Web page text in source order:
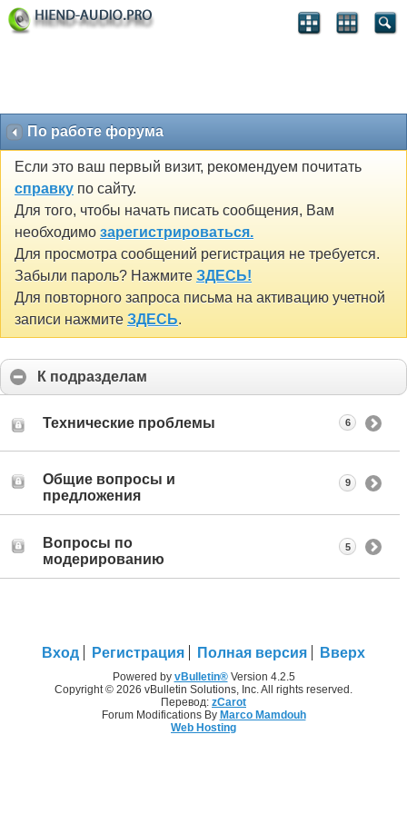
По работе форума
Если это ваш первый визит, рекомендуем почитать
справку по сайту.
Для того, чтобы начать писать сообщения, Вам
необходимо зарегистрироваться.
Для просмотра сообщений регистрация не требуется.
Забыли пароль? Нажмите ЗДЕСЬ!
Для повторного запроса письма на активацию учетной
записи нажмите ЗДЕСЬ.
К подразделам
Технические проблемы 6
Общие вопросы и
предложения
9
Вопросы по
модерированию
5
Вход Регистрация Полная версия Вверх
Powered by vBulletin®Version 4.2.5
Copyright © 2026 vBulletin Solutions, Inc. All rights reserved.
Перевод: zCarot
Forum Modifications By Marco Mamdouh
Web Hosting